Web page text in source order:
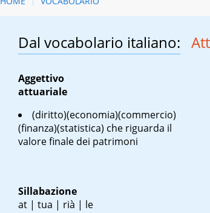
Dal vocabolario italiano:
Aggettivo
attuariale
(diritto)(economia)(commercio)
(finanza)(statistica) che riguarda il
valore finale dei patrimoni
Sillabazione
at | tua | rià | le